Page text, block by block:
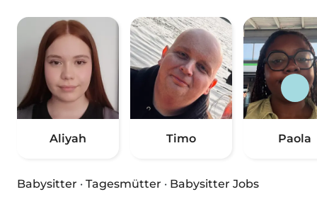
Aliyah Timo Paola
Babysitter · Tagesmütter · Babysitter Jobs